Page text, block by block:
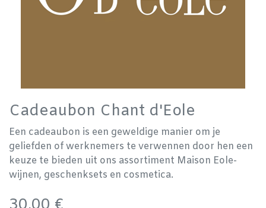
Cadeaubon Chant d'Eole
Een cadeaubon is een geweldige manier om je
geliefden of werknemers te verwennen door hen een
keuze te bieden uit ons assortiment Maison Eole-
wijnen, geschenksets en cosmetica.